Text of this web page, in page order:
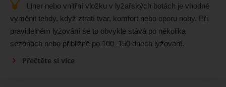
Liner nebo vnitřní vložku v lyžařských botách je vhodné
vyměnit tehdy, když ztratí tvar, komfort nebo oporu nohy. Při
pravidelném lyžování se to obvykle stává po několika
sezónách nebo přibližně po 100–150 dnech lyžování.
Přečtěte si více